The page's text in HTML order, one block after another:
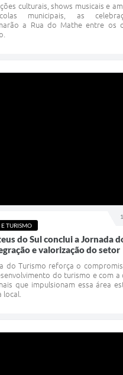
culturais, shows musicais e
municipais, as
a Rua do Mathe entre os
TURISMO
do Sul conclui a Jornada
e valorização do setor
do Turismo reforça o
do turismo e com a
que impulsionam essa área